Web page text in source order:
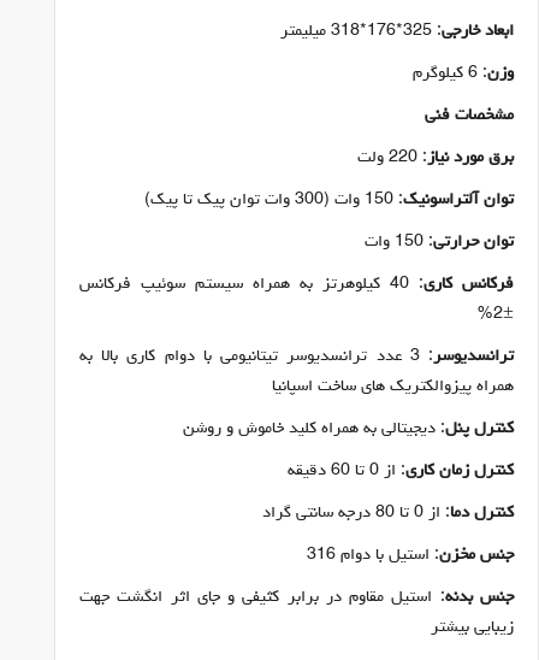
ابعاد خارجی: 325*176*318 میلیمتر
وزن: 6 کیلوگرم
مشخصات فنی
برق مورد نیاز : 220 ولت
توان آلتراسونیک: 150 وات (300 وات توان پیک تا پیک)
توان حرارتی: 150 وات
فرکانس کاری
: 40 کیلوهرتز به همراه سیستم سوئیپ فرکانس
±2%
ترانسدیوسر
: 3 عدد ترانسدیوسر تیتانیومی با دوام کاری بالا به
همراه پیزوالکتریک های ساخت اسپانیا
کنترل پنل: دیجیتالی به همراه کلید خاموش و روشن
کنترل زمان کاری: از 0 تا 60 دقیقه
کنترل دما: از 0 تا 80 درجه سانتی گراد
جنس مخزن: استیل با دوام 316
جنس بدنه: استیل مقاوم در برابر کثیفی و جای اثر انگشت جهت
زیبایی بیشتر